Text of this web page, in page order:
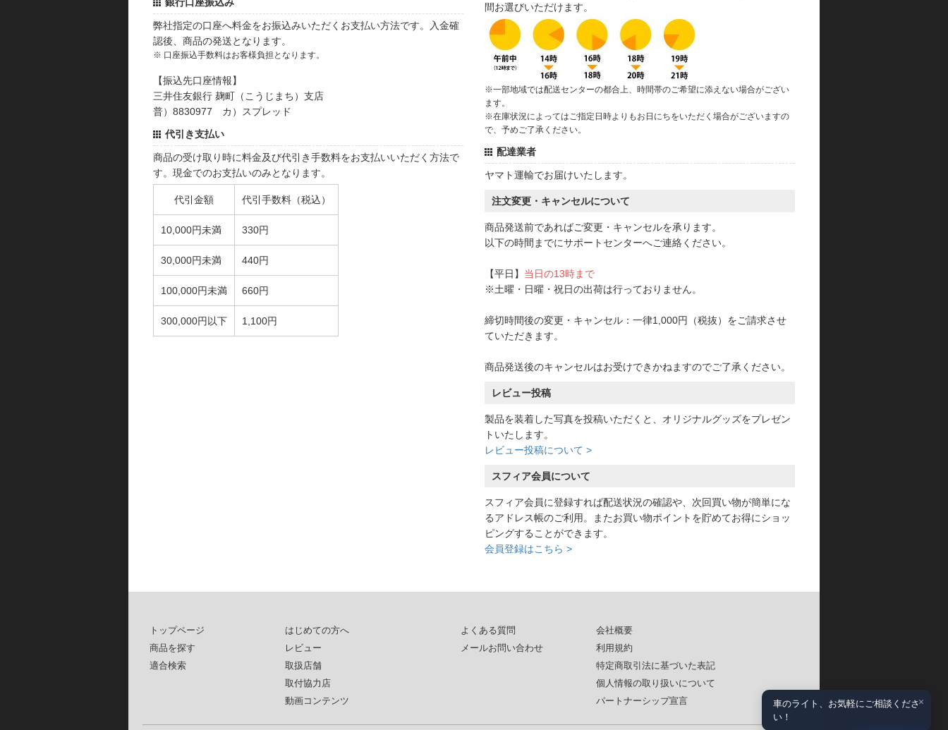
弊社指定の口座へ料金をお振込みいただくお支払い方法です。入金確
認後、商品の発送となります。
※ 口座振込手数料はお客様負担となります。
【振込先口座情報】
三井住友銀行 麹町（こうじまち）支店
普）8830977 カ）スプレッド
代引き支払い
商品の受け取り時に料金及び代引き手数料をお支払いいただく方法で
す。現金でのお支払いのみとなります。
代引金額 代引手数料（税込）
10,000円未満 330円
30,000円未満 440円
100,000円未満 660円
300,000円以下 1,100円
間お選びいただけます。
※一部地域では配送センターの都合上、時間帯のご希望に添えない場合がござい
ます。
※在庫状況によってはご指定日時よりもお日にちをいただく場合がございますの
で、予めご了承ください。
配達業者
ヤマト運輸でお届けいたします。
注文変更・キャンセルについて
商品発送前であればご変更・キャンセルを承ります。
以下の時間までにサポートセンターへご連絡ください。
【平日】 当日の13時まで
※土曜・日曜・祝日の出荷は行っておりません。
締切時間後の変更・キャンセル：一律1,000円（税抜）をご請求させ
ていただきます。
商品発送後のキャンセルはお受けできかねますのでご了承ください。
レビュー投稿
製品を装着した写真を投稿いただくと、オリジナルグッズをプレゼン
トいたします。
レビュー投稿について >
スフィア会員について
スフィア会員に登録すれば配送状況の確認や、次回買い物が簡単にな
るアドレス帳のご利用。またお買い物ポイントを貯めてお得にショッ
ピングすることができます。
会員登録はこちら >
トップページ
商品を探す
適合検索
はじめての方へ
レビュー
取扱店舗
取付協力店
動画コンテンツ
よくある質問
メールお問い合わせ
会社概要
利用規約
特定商取引法に基づいた表記
個人情報の取り扱いについて
パートナーシップ宣言
×
車のライト、お気軽にご相談くださ
い！